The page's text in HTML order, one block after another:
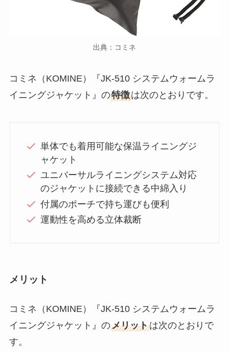
出典：コミネ
コミネ（KOMINE）『JK-510 システムウォームラ
イニングジャケット』の特徴は次のとおりです。
単体でも着用可能な保温ライニングジ
ャケット
ユニバーサルライニングシステム対応
のジャケットに接続できる中綿入り
付属のポーチで持ち運びも便利
運動性を高める立体裁断
メリット
コミネ（KOMINE）『JK-510 システムウォームラ
イニングジャケット』のメリットは次のとおりで
す。